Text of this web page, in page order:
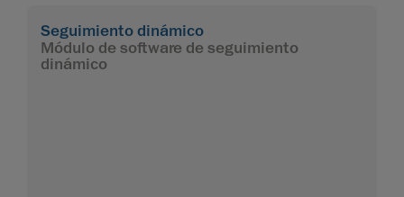
Seguimiento dinámico
Módulo de software de seguimiento
dinámico